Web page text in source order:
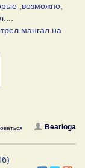
,возможно,
мангал на
Bearloga